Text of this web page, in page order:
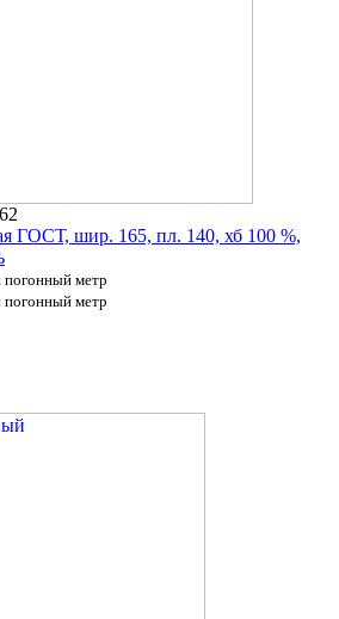
ГОСТ, шир. 165, пл. 140, хб 100 %,
погонный метр
погонный метр